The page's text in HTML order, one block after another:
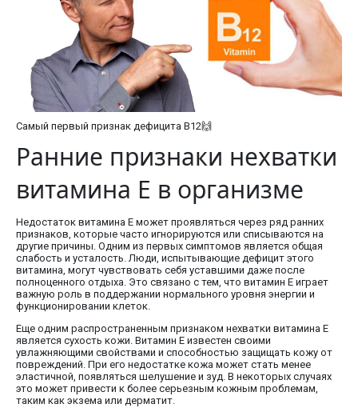
Самый первый признак дефицита В12🙌
Ранние признаки нехватки
витамина E в организме
Недостаток витамина E может проявляться через ряд ранних
признаков, которые часто игнорируются или списываются на
другие причины. Одним из первых симптомов является общая
слабость и усталость. Люди, испытывающие дефицит этого
витамина, могут чувствовать себя уставшими даже после
полноценного отдыха. Это связано с тем, что витамин E играет
важную роль в поддержании нормального уровня энергии и
функционировании клеток.
Еще одним распространенным признаком нехватки витамина E
является сухость кожи. Витамин E известен своими
увлажняющими свойствами и способностью защищать кожу от
повреждений. При его недостатке кожа может стать менее
эластичной, появляться шелушение и зуд. В некоторых случаях
это может привести к более серьезным кожным проблемам,
таким как экзема или дерматит.